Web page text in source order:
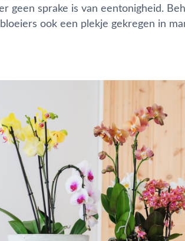
geen sprake is van eentonigheid.
ook een plekje gekregen in